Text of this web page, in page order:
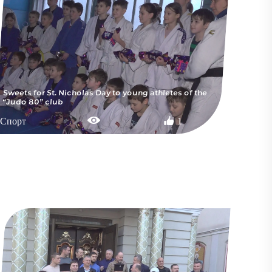
Sweets for St. Nicholas Day to young athletes of the
“Judo 80” club
Спорт 1